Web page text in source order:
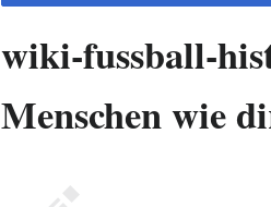
wiki-fussball-
Menschen wie